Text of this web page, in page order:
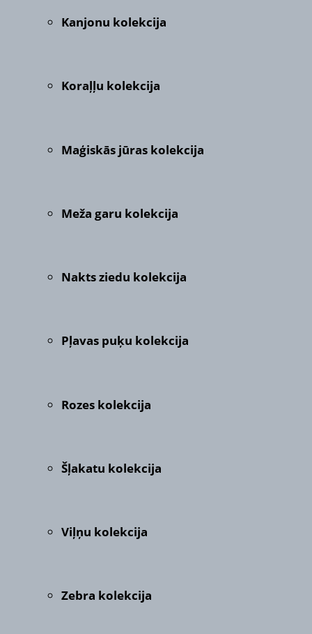
Kanjonu kolekcija
Koraļļu kolekcija
Maģiskās jūras kolekcija
Meža garu kolekcija
Nakts ziedu kolekcija
Pļavas puķu kolekcija
Rozes kolekcija
Šļakatu kolekcija
Viļņu kolekcija
Zebra kolekcija